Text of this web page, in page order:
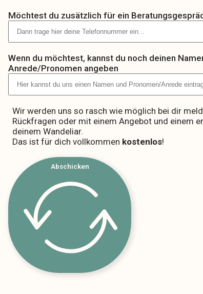
Möchtest du zusätzlich für ein
Wenn du möchtest, kannst du noch deinen
Anrede/Pronomen angeben
Wir werden uns so rasch wie möglich bei dir
Rückfragen oder mit einem Angebot und einem
deinem Wandeliar.
Das ist für dich vollkommen kostenlos!
Abschicken